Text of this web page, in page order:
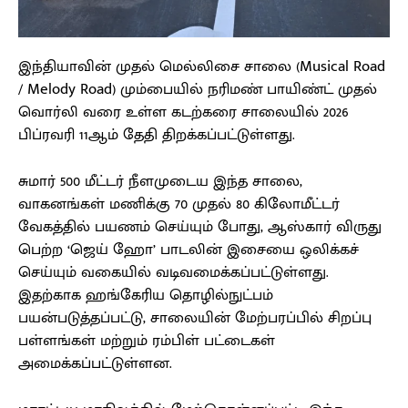
இந்தியாவின் முதல் மெல்லிசை சாலை (Musical Road
/ Melody Road) மும்பையில் நரிமண் பாயிண்ட் முதல்
வொர்லி வரை உள்ள கடற்கரை சாலையில் 2026
பிப்ரவரி 11ஆம் தேதி திறக்கப்பட்டுள்ளது.
சுமார் 500 மீட்டர் நீளமுடைய இந்த சாலை,
வாகனங்கள் மணிக்கு 70 முதல் 80 கிலோமீட்டர்
வேகத்தில் பயணம் செய்யும் போது, ஆஸ்கார் விருது
பெற்ற ‘ஜெய் ஹோ’ பாடலின் இசையை ஒலிக்கச்
செய்யும் வகையில் வடிவமைக்கப்பட்டுள்ளது.
இதற்காக ஹங்கேரிய தொழில்நுட்பம்
பயன்படுத்தப்பட்டு, சாலையின் மேற்பரப்பில் சிறப்பு
பள்ளங்கள் மற்றும் ரம்பிள் பட்டைகள்
அமைக்கப்பட்டுள்ளன.